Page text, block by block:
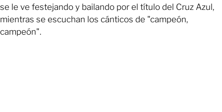
se le ve festejando y bailando por el título del Cruz Azul,
mientras se escuchan los cánticos de "campeón,
campeón".